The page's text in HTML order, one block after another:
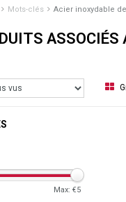
Mots-clés Acier inoxydable
ASSOCIÉS
Max: €5